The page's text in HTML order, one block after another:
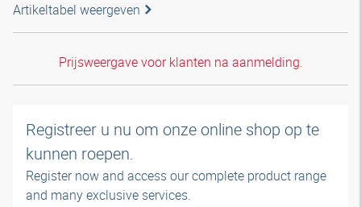
Artikeltabel weergeven
Prijsweergave voor klanten na aanmelding.
Registreer u nu om onze online shop op te
kunnen roepen.
Register now and access our complete product range
and many exclusive services.